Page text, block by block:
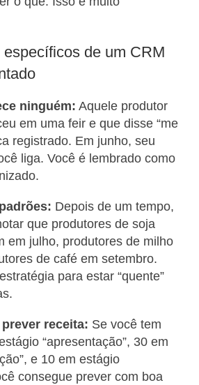
de um CRM
ninguém: Aquele produtor
em uma feir e que disse “me
registrado. Em junho, seu
liga. Você é lembrado como
Depois de um tempo,
que produtores de soja
em julho, produtores de milho
de café em setembro.
para estar “quente”
receita: Se você tem
“apresentação”, 30 em
e 10 em estágio
consegue prever com boa